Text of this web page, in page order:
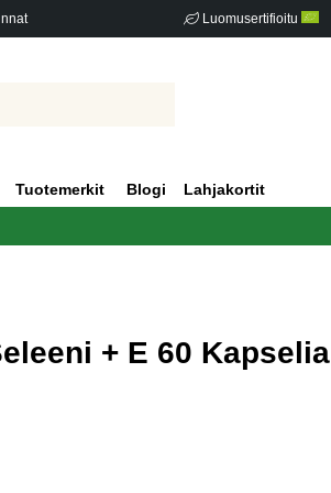
Luomusertifioitu
Tuotemerkit Blogi Lahjakortit
+ E 60 Kapselia